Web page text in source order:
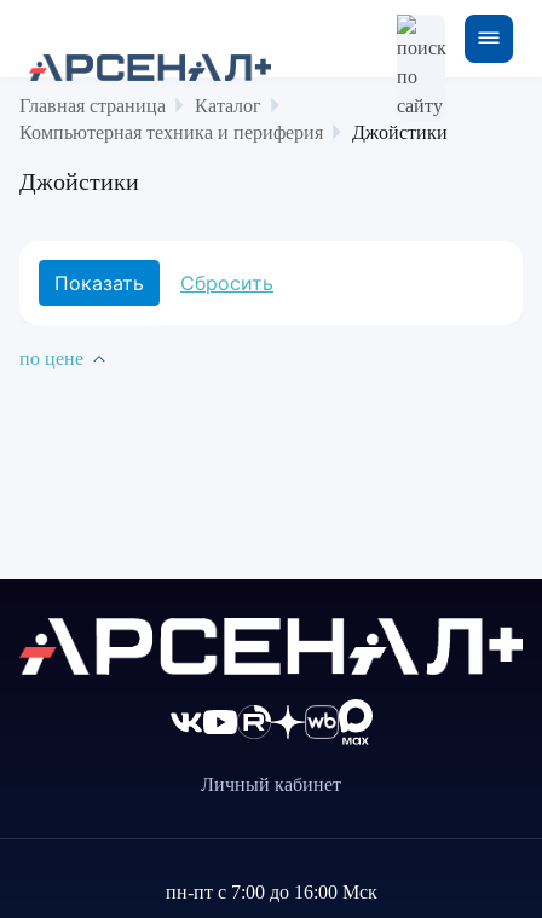
Главная страница
Каталог
Компьютерная техника и периферия
Джойстики
Джойстики
по цене
Личный кабинет
пн-пт с 7:00 до 16:00 Мск